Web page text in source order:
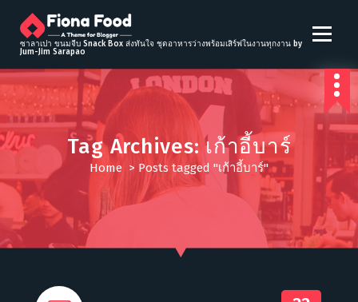
t
o
c
o
n
e
t
ซาลาเปา ขนมจีบ Snack Box ส่งทันใจ ชุดอาหารว่างพร้อมเสิร์ฟในงานทุกงาน by
Jum-Jim Sarapao
Tag Archives: เก้าอี้บาร์
Home > Posts tagged "เก้าอี้บาร์"